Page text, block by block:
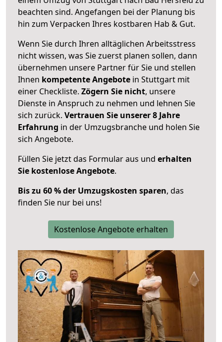
beachten sind. Angefangen bei der Planung bis
hin zum Verpacken Ihres kostbaren Hab & Gut.
Wenn Sie durch Ihren alltäglichen Arbeitsstress
nicht wissen, was Sie zuerst planen sollen, dann
übernehmen unsere Partner für Sie und stellen
Ihnen kompetente Angebote in Stuttgart mit
einer Checkliste. Zögern Sie nicht, unsere
Dienste in Anspruch zu nehmen und lehnen Sie
sich zurück. Vertrauen Sie unserer 8 Jahre
Erfahrung in der Umzugsbranche und holen Sie
sich Angebote.
Füllen Sie jetzt das Formular aus und erhalten
Sie kostenlose Angebote.
Bis zu 60 % der Umzugskosten sparen, das
finden Sie nur bei uns!
Kostenlose Angebote erhalten